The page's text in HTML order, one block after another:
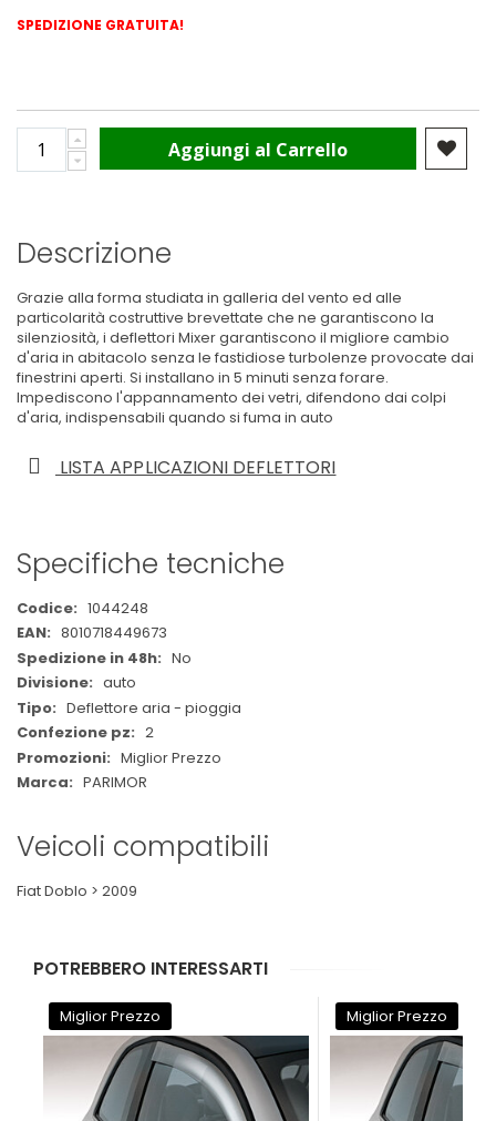
SPEDIZIONE GRATUITA!
Aggiungi al Carrello
Descrizione
Grazie alla forma studiata in galleria del vento ed alle
particolarità costruttive brevettate che ne garantiscono la
silenziosità, i deflettori Mixer garantiscono il migliore cambio
d'aria in abitacolo senza le fastidiose turbolenze provocate dai
finestrini aperti. Si installano in 5 minuti senza forare.
Impediscono l'appannamento dei vetri, difendono dai colpi
d'aria, indispensabili quando si fuma in auto
LISTA APPLICAZIONI DEFLETTORI
Specifiche tecniche
Maggiori
Informazioni
1044248
8010718449673
No
auto
Deflettore aria - pioggia
2
Miglior Prezzo
PARIMOR
Veicoli compatibili
Fiat Doblo > 2009
POTREBBERO INTERESSARTI
Miglior Prezzo Miglior Prezzo